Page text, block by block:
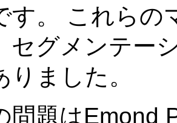
す。 これらの
セグメンテー
りました。
問題はEmond